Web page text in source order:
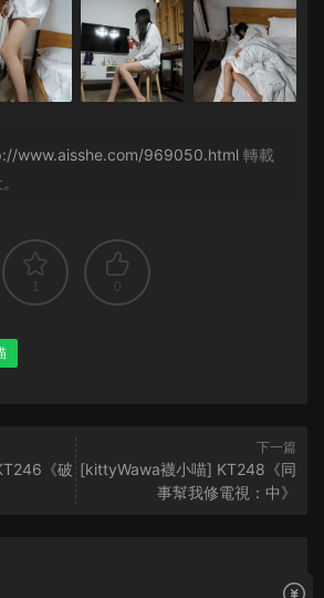
www.aisshe.com/969050.html 轉載
1 0
《破
下一篇
[kittyWawa襪小喵] KT248《同
事幫我修電視：中》